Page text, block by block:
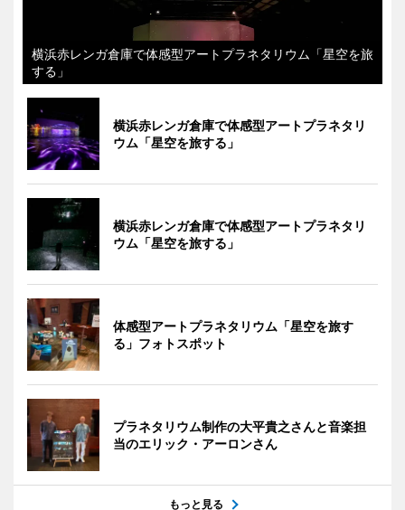
横浜赤レンガ倉庫で体感型アートプラネタリウム「星空を旅
する」
横浜赤レンガ倉庫で体感型アートプラネタリ
ウム「星空を旅する」
横浜赤レンガ倉庫で体感型アートプラネタリ
ウム「星空を旅する」
体感型アートプラネタリウム「星空を旅す
る」フォトスポット
プラネタリウム制作の大平貴之さんと音楽担
当のエリック・アーロンさん
もっと見る